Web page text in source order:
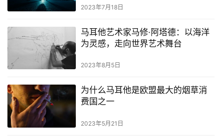
2023年7月18日
马耳他艺术家马修·阿塔德：以海洋
为灵感，走向世界艺术舞台
2023年8月5日
为什么马耳他是欧盟最大的烟草消
费国之一
2023年5月21日